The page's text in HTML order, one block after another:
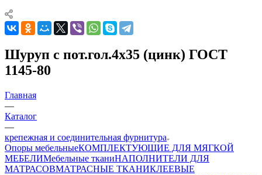
Шуруп с пот.гол.4х35 (цинк) ГОСТ
1145-80
Главная
—
Каталог
—
крепежная и соединительная фурнитура
Опоры мебельныеКОМПЛЕКТУЮЩИЕ ДЛЯ МЯГКОЙ
МЕБЕЛИМебельные тканиНАПОЛНИТЕЛИ ДЛЯ
МАТРАСОВМАТРАСНЫЕ ТКАНИКЛЕЕВЫЕ